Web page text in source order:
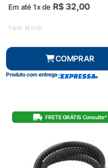
Em até 1x de R$32,00
1 em stock
COMPRAR
Produto com entrega
FRETE GRÁTIS Consulte*